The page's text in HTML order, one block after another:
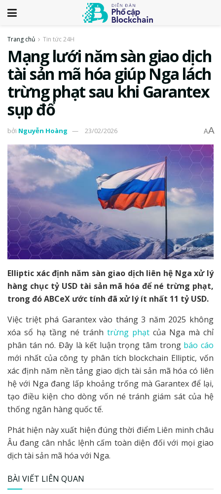
Trang chủ Tin tức 24H
Mạng lưới năm sàn giao dịch
tài sản mã hóa giúp Nga lách
trừng phạt sau khi Garantex
sụp đổ
bởi Nguyễn Hoàng 23/02/2026 AA
Elliptic xác định năm sàn giao dịch liên hệ Nga xử lý
hàng chục tỷ USD tài sản mã hóa để né trừng phạt,
trong đó ABCeX ước tính đã xử lý ít nhất 11 tỷ USD.
Việc triệt phá Garantex vào tháng 3 năm 2025 không
xóa sổ hạ tầng né tránh trừng phạt của Nga mà chỉ
phân tán nó. Đây là kết luận trọng tâm trong báo cáo
mới nhất của công ty phân tích blockchain Elliptic, vốn
xác định năm nền tảng giao dịch tài sản mã hóa có liên
hệ với Nga đang lấp khoảng trống mà Garantex để lại,
tạo điều kiện cho dòng vốn né tránh giám sát của hệ
thống ngân hàng quốc tế.
Phát hiện này xuất hiện đúng thời điểm Liên minh châu
Âu đang cân nhắc lệnh cấm toàn diện đối với mọi giao
dịch tài sản mã hóa với Nga.
BÀI VIẾT LIÊN QUAN